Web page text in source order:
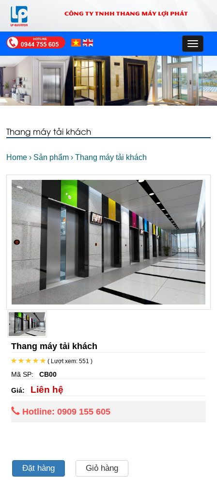
CÔNG TY TNHH THANG MÁY LỢI PHÁT
Toggle
Thang máy tải khách
Home › Sản phẩm › Thang máy tải khách
Thang máy tải khách
( Lượt xem: 551 )
Mã SP: CB00
Giá: Liên hệ
Hotline: 0909 155 605
Đặt hàng Giỏ hàng